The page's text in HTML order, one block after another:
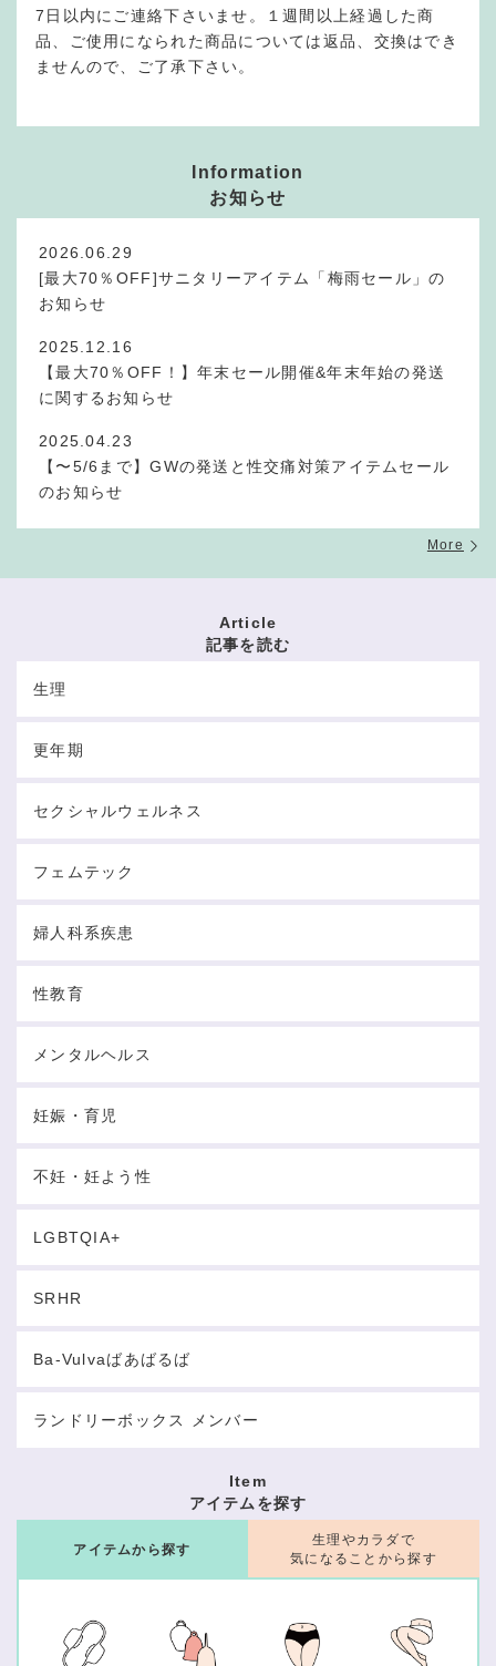
7日以内にご連絡下さいませ。１週間以上経過した商
品、ご使用になられた商品については返品、交換はでき
ませんので、ご了承下さい。
Information
お知らせ
2026.06.29
[最大70％OFF]サニタリーアイテム「梅雨セール」の
お知らせ
2025.12.16
【最大70％OFF！】年末セール開催&年末年始の発送
に関するお知らせ
2025.04.23
【〜5/6まで】GWの発送と性交痛対策アイテムセール
のお知らせ
More
Article
記事を読む
生理
更年期
セクシャルウェルネス
フェムテック
婦人科系疾患
性教育
メンタルヘルス
妊娠・育児
不妊・妊よう性
LGBTQIA+
SRHR
Ba-Vulvaばあばるば
ランドリーボックス メンバー
Item
アイテムを探す
アイテムから探す
生理やカラダで
気になることから探す